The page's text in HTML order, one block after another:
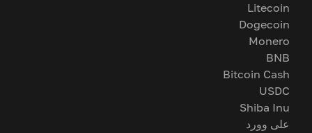
Litecoin
Dogecoin
Monero
BNB
Bitcoin Cash
USDC
Shiba Inu
على وورد